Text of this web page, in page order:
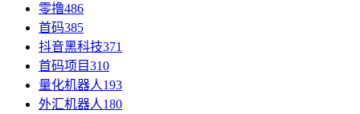
零撸486
首码385
抖音黑科技371
首码项目310
量化机器人193
外汇机器人180